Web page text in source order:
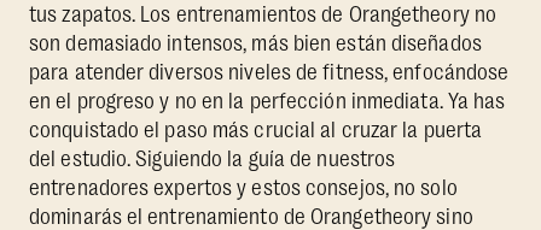
tus zapatos. Los entrenamientos de Orangetheory no
son demasiado intensos, más bien están diseñados
para atender diversos niveles de fitness, enfocándose
en el progreso y no en la perfección inmediata. Ya has
conquistado el paso más crucial al cruzar la puerta
del estudio. Siguiendo la guía de nuestros
entrenadores expertos y estos consejos, no solo
dominarás el entrenamiento de Orangetheory sino